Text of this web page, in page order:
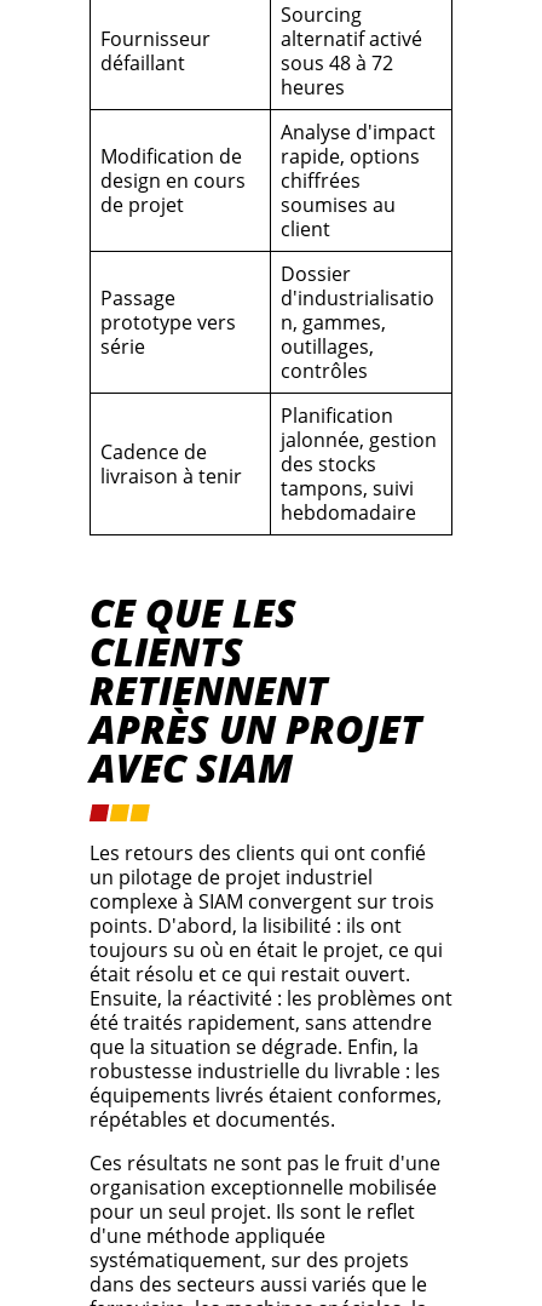
Fournisseur
défaillant
Sourcing
alternatif activé
sous 48 à 72
heures
Modification de
design en cours
de projet
Analyse d'impact
rapide, options
chiffrées
soumises au
client
Passage
prototype vers
série
Dossier
d'industrialisatio
n, gammes,
outillages,
contrôles
Cadence de
livraison à tenir
Planification
jalonnée, gestion
des stocks
tampons, suivi
hebdomadaire
CE QUE LES
CLIENTS
RETIENNENT
APRÈS UN PROJET
AVEC SIAM
Les retours des clients qui ont confié
un pilotage de projet industriel
complexe à SIAM convergent sur trois
points. D'abord, la lisibilité : ils ont
toujours su où en était le projet, ce qui
était résolu et ce qui restait ouvert.
Ensuite, la réactivité : les problèmes ont
été traités rapidement, sans attendre
que la situation se dégrade. Enfin, la
robustesse industrielle du livrable : les
équipements livrés étaient conformes,
répétables et documentés.
Ces résultats ne sont pas le fruit d'une
organisation exceptionnelle mobilisée
pour un seul projet. Ils sont le reflet
d'une méthode appliquée
systématiquement, sur des projets
dans des secteurs aussi variés que le